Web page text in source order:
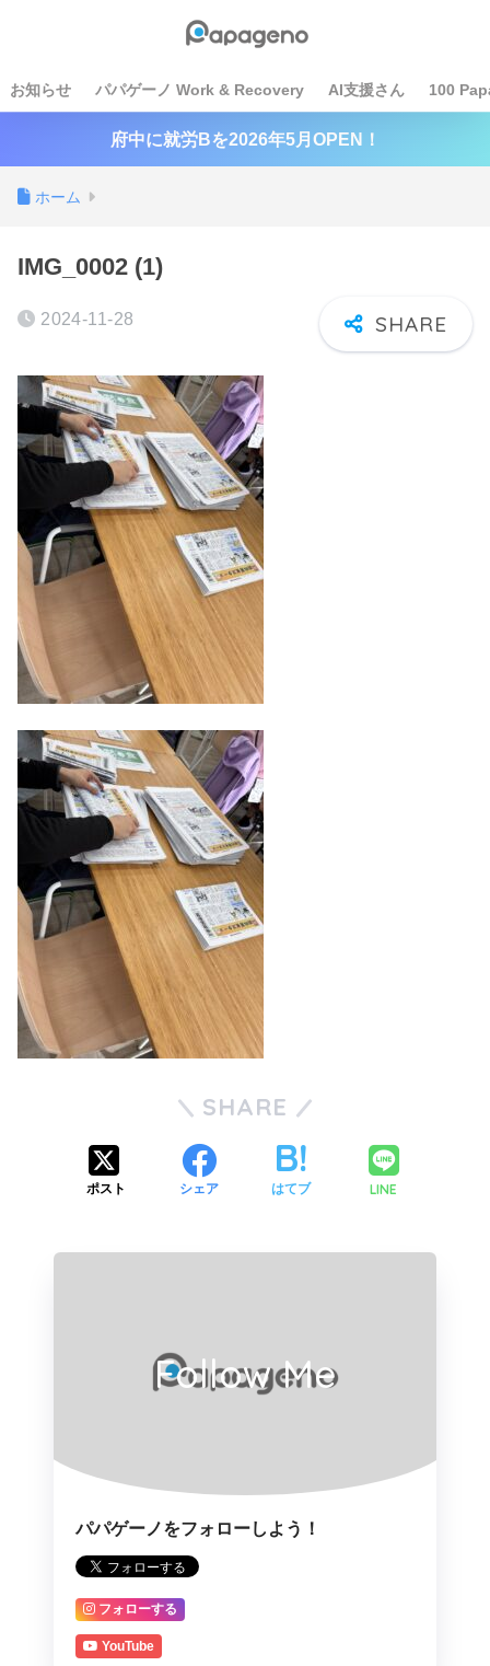
お知らせ パパゲーノ Work & Recovery AI支援さん 100
府中に就労Bを2026年5月OPEN！
ホーム
IMG_0002 (1)
2024-11-28
SHARE
ポスト シェア はてブ LINE
Follow Me
パパゲーノをフォローしよう！
フォローする
YouTube